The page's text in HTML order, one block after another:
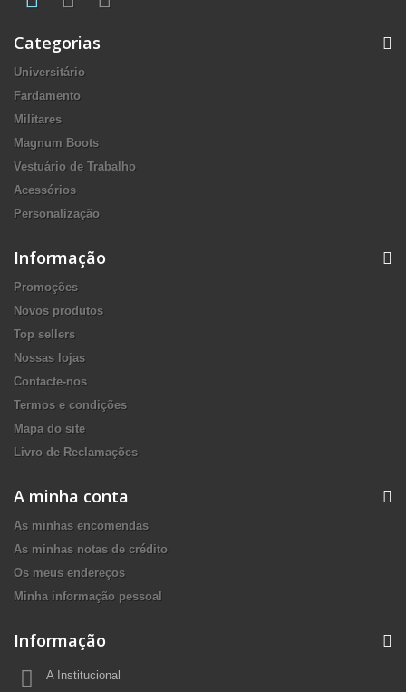
Categorias
Universitário
Fardamento
Militares
Magnum Boots
Vestuário de Trabalho
Acessórios
Personalização
Informação
Promoções
Novos produtos
Top sellers
Nossas lojas
Contacte-nos
Termos e condições
Mapa do site
Livro de Reclamações
A minha conta
As minhas encomendas
As minhas notas de crédito
Os meus endereços
Minha informação pessoal
Informação
A Institucional